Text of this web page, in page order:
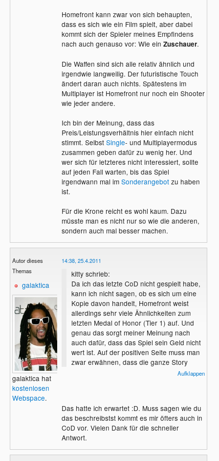
Homefront kann zwar von sich behaupten,
dass es sich wie ein Film spielt, aber dabei
kommt sich der Spieler meines Empfindens
nach auch genauso vor: Wie ein Zuschauer.
Die Waffen sind sich alle relativ ähnlich und
irgendwie langweilig. Der futuristische Touch
ändert daran auch nichts. Spätestens im
Multiplayer ist Homefront nur noch ein Shooter
wie jeder andere.
Ich bin der Meinung, dass das
Preis/Leistungsverhältnis hier einfach nicht
stimmt. Selbst Single- und Multiplayermodus
zusammen geben dafür zu wenig her. Und
wer sich für letzteres nicht interessiert, sollte
auf jeden Fall warten, bis das Spiel
irgendwann mal im Sonderangebotzu haben
ist.
Für die Krone reicht es wohl kaum. Dazu
müsste man es nicht nur so wie die anderen,
sondern auch mal besser machen.
Autor dieses
Themas
galaktica
galaktica hat
kostenlosen
Webspace.
14:38, 25.4.2011
kitty schrieb:
Da ich das letzte CoD nicht gespielt habe,
kann ich nicht sagen, ob es sich um eine
Kopie davon handelt, Homefront weist
allerdings sehr viele Ähnlichkeiten zum
letzten Medal of Honor (Tier 1) auf. Und
genau das sorgt meiner Meinung nach
auch dafür, dass das Spiel sein Geld nicht
wert ist. Auf der positiven Seite muss man
zwar erwähnen, dass die ganze Story
wirklich gut gemacht und die Grafik super
Durchgespielt ist die Kampagne nämlich an
einem Nachmittag. Ich weiß gar nicht, ob
es drei oder vier Stunden waren. Zunächst
hatte ich einen Shooter wie S.T.A.L.K.E.R.
Aufklappen
Das hatte ich erwartet :D. Muss sagen wie du
das beschreibstst kommt es mir öfters auch in
CoD vor. Vielen Dank für die schneller
Antwort.